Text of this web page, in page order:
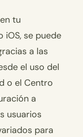
tu
iOS, se puede
a las
el uso del
o el Centro
a
usuarios
para